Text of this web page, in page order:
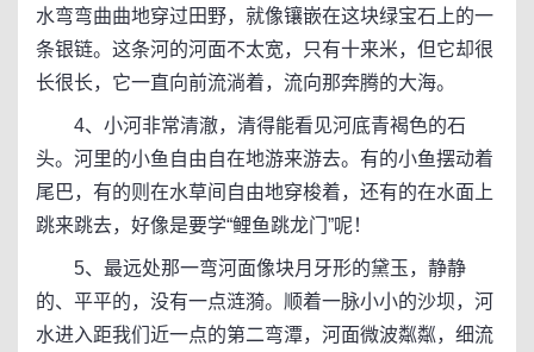
水弯弯曲曲地穿过田野，就像镶嵌在这块绿宝石上的一
条银链。这条河的河面不太宽，只有十来米，但它却很
长很长，它一直向前流淌着，流向那奔腾的大海。
4、小河非常清澈，清得能看见河底青褐色的石
头。河里的小鱼自由自在地游来游去。有的小鱼摆动着
尾巴，有的则在水草间自由地穿梭着，还有的在水面上
跳来跳去，好像是要学“鲤鱼跳龙门”呢！
5、最远处那一弯河面像块月牙形的黛玉，静静
的、平平的，没有一点涟漪。顺着一脉小小的沙坝，河
水进入距我们近一点的第二弯潭，河面微波粼粼，细流